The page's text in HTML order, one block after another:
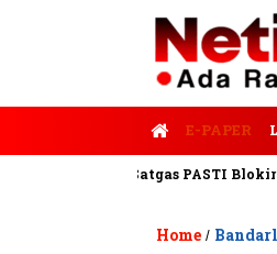
E-PAPER
Satgas PASTI Blokir 302
Home /